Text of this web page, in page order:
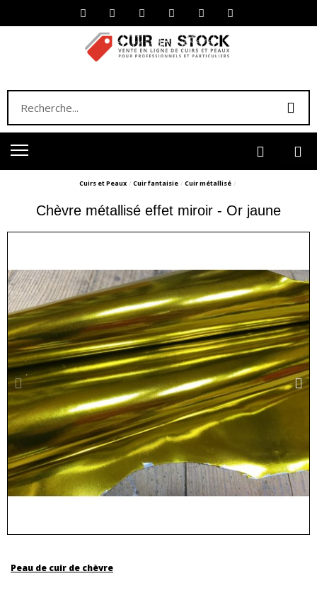
Cuirs et Peaux Cuir fantaisie Cuir métallisé
Chèvre métallisé effet miroir - Or jaune
Peau de cuir de chèvre